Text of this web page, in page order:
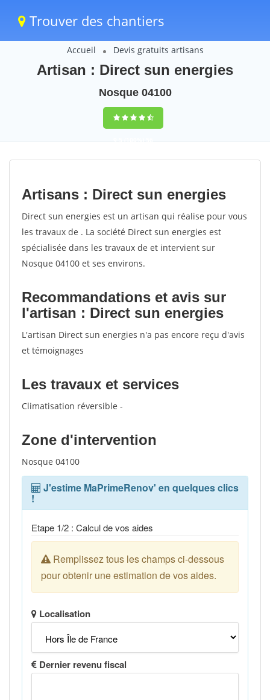
Trouver des chantiers
Accueil Devis gratuits artisans
Artisan : Direct sun energies
Nosque 04100
9,5(100%)56
votes
Artisans : Direct sun energies
Direct sun energies est un artisan qui réalise pour vous
les travaux de . La société Direct sun energies est
spécialisée dans les travaux de et intervient sur
Nosque 04100 et ses environs.
Recommandations et avis sur
l'artisan : Direct sun energies
L'artisan Direct sun energies n'a pas encore reçu d'avis
et témoignages
Les travaux et services
Climatisation réversible -
Zone d'intervention
Nosque 04100